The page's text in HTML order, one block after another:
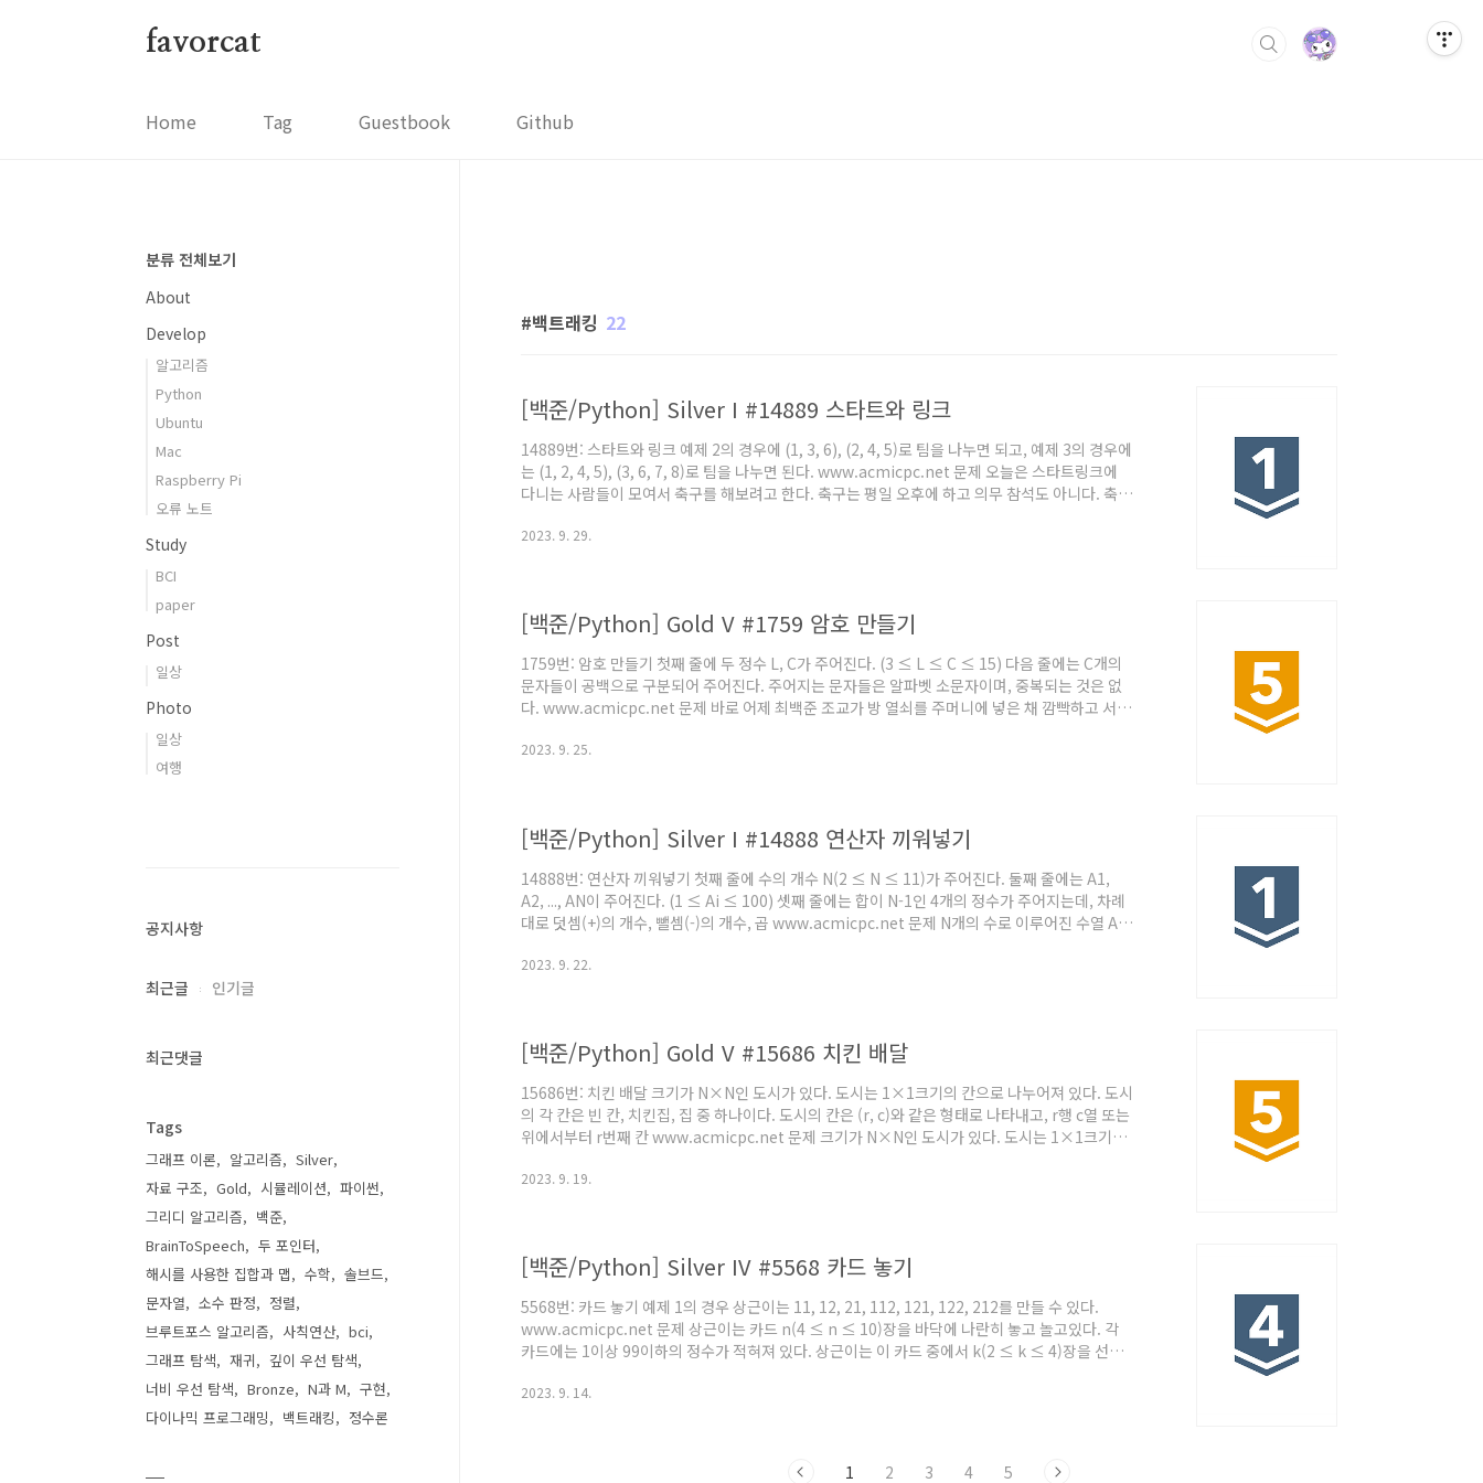
favorcat
Home Tag Guestbook Github
백트래킹 22
[백준/Python] Silver I #14889 스타트와 링크
14889번: 스타트와 링크 예제 2의 경우에 (1, 3, 6), (2, 4, 5)로 팀을 나누면 되고, 예제 3의 경우에
는 (1, 2, 4, 5), (3, 6, 7, 8)로 팀을 나누면 된다. www.acmicpc.net 문제 오늘은 스타트링크에
다니는 사람들이 모여서 축구를 해보려고 한다. 축구는 평일 오후에 하고 의무 참석도 아니다. 축구
팀과 링크 팀으로 사람들을 나눠야 한다. BOJ를 운영하는 회사 답게 사람에게 번호를 1부터 N까지
2023. 9. 29.
[백준/Python] Gold V #1759 암호 만들기
1759번: 암호 만들기 첫째 줄에 두 정수 L, C가 주어진다. (3 ≤ L ≤ C ≤ 15) 다음 줄에는 C개의
문자들이 공백으로 구분되어 주어진다. 주어지는 문자들은 알파벳 소문자이며, 중복되는 것은 없
다. www.acmicpc.net 문제 바로 어제 최백준 조교가 방 열쇠를 주머니에 넣은 채 깜빡하고 서울
이 보안 시스템은 열쇠가 아닌 암호로 동작하게 되어 있는 시스템이다. 암호는 서로 다른 L개의 알
2023. 9. 25.
[백준/Python] Silver I #14888 연산자 끼워넣기
14888번: 연산자 끼워넣기 첫째 줄에 수의 개수 N(2 ≤ N ≤ 11)가 주어진다. 둘째 줄에는 A1,
A2, ..., AN이 주어진다. (1 ≤ Ai ≤ 100) 셋째 줄에는 합이 N-1인 4개의 정수가 주어지는데, 차례
대로 덧셈(+)의 개수, 뺄셈(-)의 개수, 곱 www.acmicpc.net 문제 N개의 수로 이루어진 수열 A1,
는 덧셈(+), 뺄셈(-), 곱셈(×), 나눗셈(÷)으로만 이루어져 있다. 우리는 수와 수 사이에 연산자를
2023. 9. 22.
[백준/Python] Gold V #15686 치킨 배달
15686번: 치킨 배달 크기가 N×N인 도시가 있다. 도시는 1×1크기의 칸으로 나누어져 있다. 도시
의 각 칸은 빈 칸, 치킨집, 집 중 하나이다. 도시의 칸은 (r, c)와 같은 형태로 나타내고, r행 c열 또는
위에서부터 r번째 칸 www.acmicpc.net 문제 크기가 N×N인 도시가 있다. 도시는 1×1크기의
태로 나타내고, r행 c열 또는 위에서부터 r번째 칸, 왼쪽에서부터 c번째 칸을 의미한다. r과 c는 1
2023. 9. 19.
[백준/Python] Silver IV #5568 카드 놓기
5568번: 카드 놓기 예제 1의 경우 상근이는 11, 12, 21, 112, 121, 122, 212를 만들 수 있다.
www.acmicpc.net 문제 상근이는 카드 n(4 ≤ n ≤ 10)장을 바닥에 나란히 놓고 놀고있다. 각
카드에는 1이상 99이하의 정수가 적혀져 있다. 상근이는 이 카드 중에서 k(2 ≤ k ≤ 4)장을 선택
들어, 카드가 5장 있고, 카드에 쓰여 있는 수가 1, 2, 3, 13, 21라고 하자. 여기서 3장을 선택해서 정
2023. 9. 14.
1 2 3 4 5
분류 전체보기
About
Develop
알고리즘
Python
Ubuntu
Mac
Raspberry Pi
오류 노트
Study
BCI
paper
Post
일상
Photo
일상
여행
공지사항
최근글 인기글
최근댓글
Tags
그래프 이론 알고리즘
Silver
자료 구조
Gold 시뮬레이션
파이썬
그리디 알고리즘
백준
BrainToSpeech
두 포인터
해시를 사용한 집합과 맵
수학
솔브드
문자열
소수 판정
정렬
브루트포스 알고리즘
사칙연산
bci
그래프 탐색
재귀
깊이 우선 탐색
너비 우선 탐색
Bronze N과 M
구현
다이나믹 프로그래밍
백트래킹 정수론